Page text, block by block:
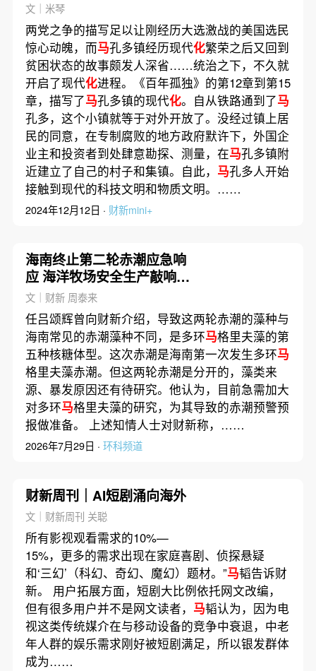
文｜米琴
两党之争的描写足以让刚经历大选激战的美国选民
惊心动魄，而马孔多镇经历现代化繁荣之后又回到
贫困状态的故事颇发人深省……统治之下，不久就
开启了现代化进程。《百年孤独》的第12章到第15
章，描写了马孔多镇的现代化。自从铁路通到了马
孔多，这个小镇就等于对外开放了。没经过镇上居
民的同意，在专制腐败的地方政府默许下，外国企
业主和投资者到处肆意勘探、测量，在马孔多镇附
近建立了自己的村子和集镇。自此， 马孔多人开始
接触到现代的科技文明和物质文明。……
2024年12月12日 · 财新mini+
海南终止第二轮赤潮应急响
应 海洋牧场安全生产敲响警
钟
文｜财新 周泰来
任吕颂辉曾向财新介绍，导致这两轮赤潮的藻种与
海南常见的赤潮藻种不同，是多环马格里夫藻的第
五种核糖体型。这次赤潮是海南第一次发生多环马
格里夫藻赤潮。但这两轮赤潮是分开的，藻类来
源、暴发原因还有待研究。他认为，目前急需加大
对多环马格里夫藻的研究，为其导致的赤潮预警预
报做准备。 上述知情人士对财新称，……
2026年7月29日 · 环科频道
财新周刊｜AI短剧涌向海外
文｜财新周刊 关聪
所有影视观看需求的10%—
15%，更多的需求出现在家庭喜剧、侦探悬疑
和‘三幻’（科幻、奇幻、魔幻）题材。”马韬告诉财
新。 用户拓展方面，短剧大比例依托网文改编，
但有很多用户并不是网文读者， 马韬认为，因为电
视这类传统媒介在与移动设备的竞争中衰退，中老
年人群的娱乐需求刚好被短剧满足，所以银发群体
成为……